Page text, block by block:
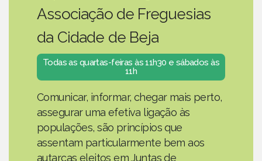
Associação de Freguesias
da Cidade de Beja
Todas as quartas-feiras às 11h30 e sábados às
11h
Comunicar, informar, chegar mais perto,
assegurar uma efetiva ligação às
populações, são princípios que
assentam particularmente bem aos
autarcas eleitos em Juntas de